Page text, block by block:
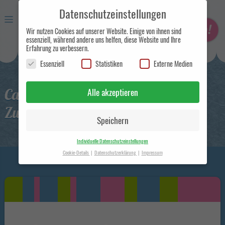
Handelsunternehmen in Berlin
Carpigiani Eismaschine mit
Zusatzfunktion Maestro HE
Datenschutzeinstellungen
Wir nutzen Cookies auf unserer Website. Einige von ihnen sind
essenziell, während andere uns helfen, diese Website und Ihre
Erfahrung zu verbessern.
Essenziell
Statistiken Externe Medien
Alle akzeptieren
Speichern
Individuelle Datenschutzeinstellungen
Cookie-Details
Datenschutzerklärung Impressum
Datenschutzeinstellungen